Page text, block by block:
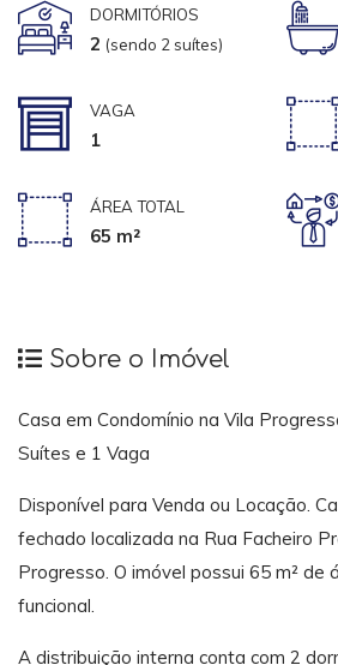
DORMITÓRIOS
2 (sendo 2 suítes)
VAGA
1
ÁREA TOTAL
65 m²
Sobre o Imóvel
Casa em Condomínio na Vila
Suítes e 1 Vaga
Disponível para Venda ou Locação.
fechado localizada na Rua Facheiro
Progresso. O imóvel possui 65 m² de
funcional.
A distribuição interna conta com 2